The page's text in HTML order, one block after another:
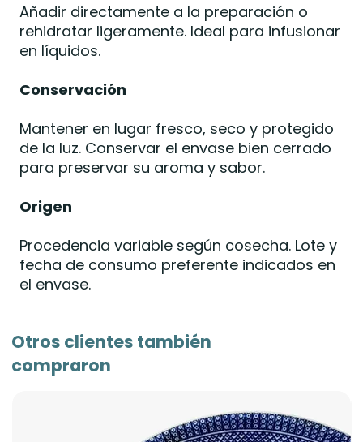
Añadir directamente a la preparación o
rehidratar ligeramente. Ideal para infusionar
en líquidos.
Conservación
Mantener en lugar fresco, seco y protegido
de la luz. Conservar el envase bien cerrado
para preservar su aroma y sabor.
Origen
Procedencia variable según cosecha. Lote y
fecha de consumo preferente indicados en
el envase.
Otros clientes también
compraron